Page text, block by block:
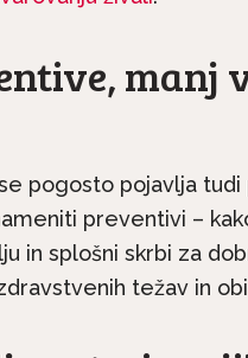
manj
pogosto pojavlja
preventivi –
in splošni skrbi za
težav in